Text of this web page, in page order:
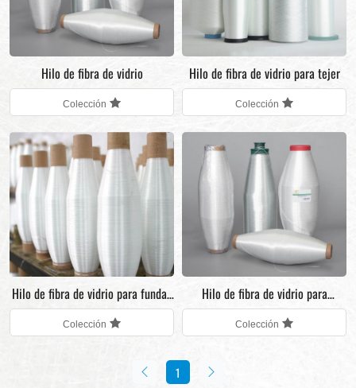
Hilo de fibra de vidrio
Colección
Hilo de fibra de vidrio para tejer
Colección
Hilo de fibra de vidrio para fundas
aislantes
Colección
Hilo de fibra de vidrio para
productos electrónicos
Colección
1